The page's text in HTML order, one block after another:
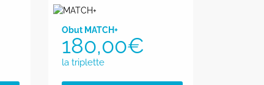
Obut MATCH+
180,00€